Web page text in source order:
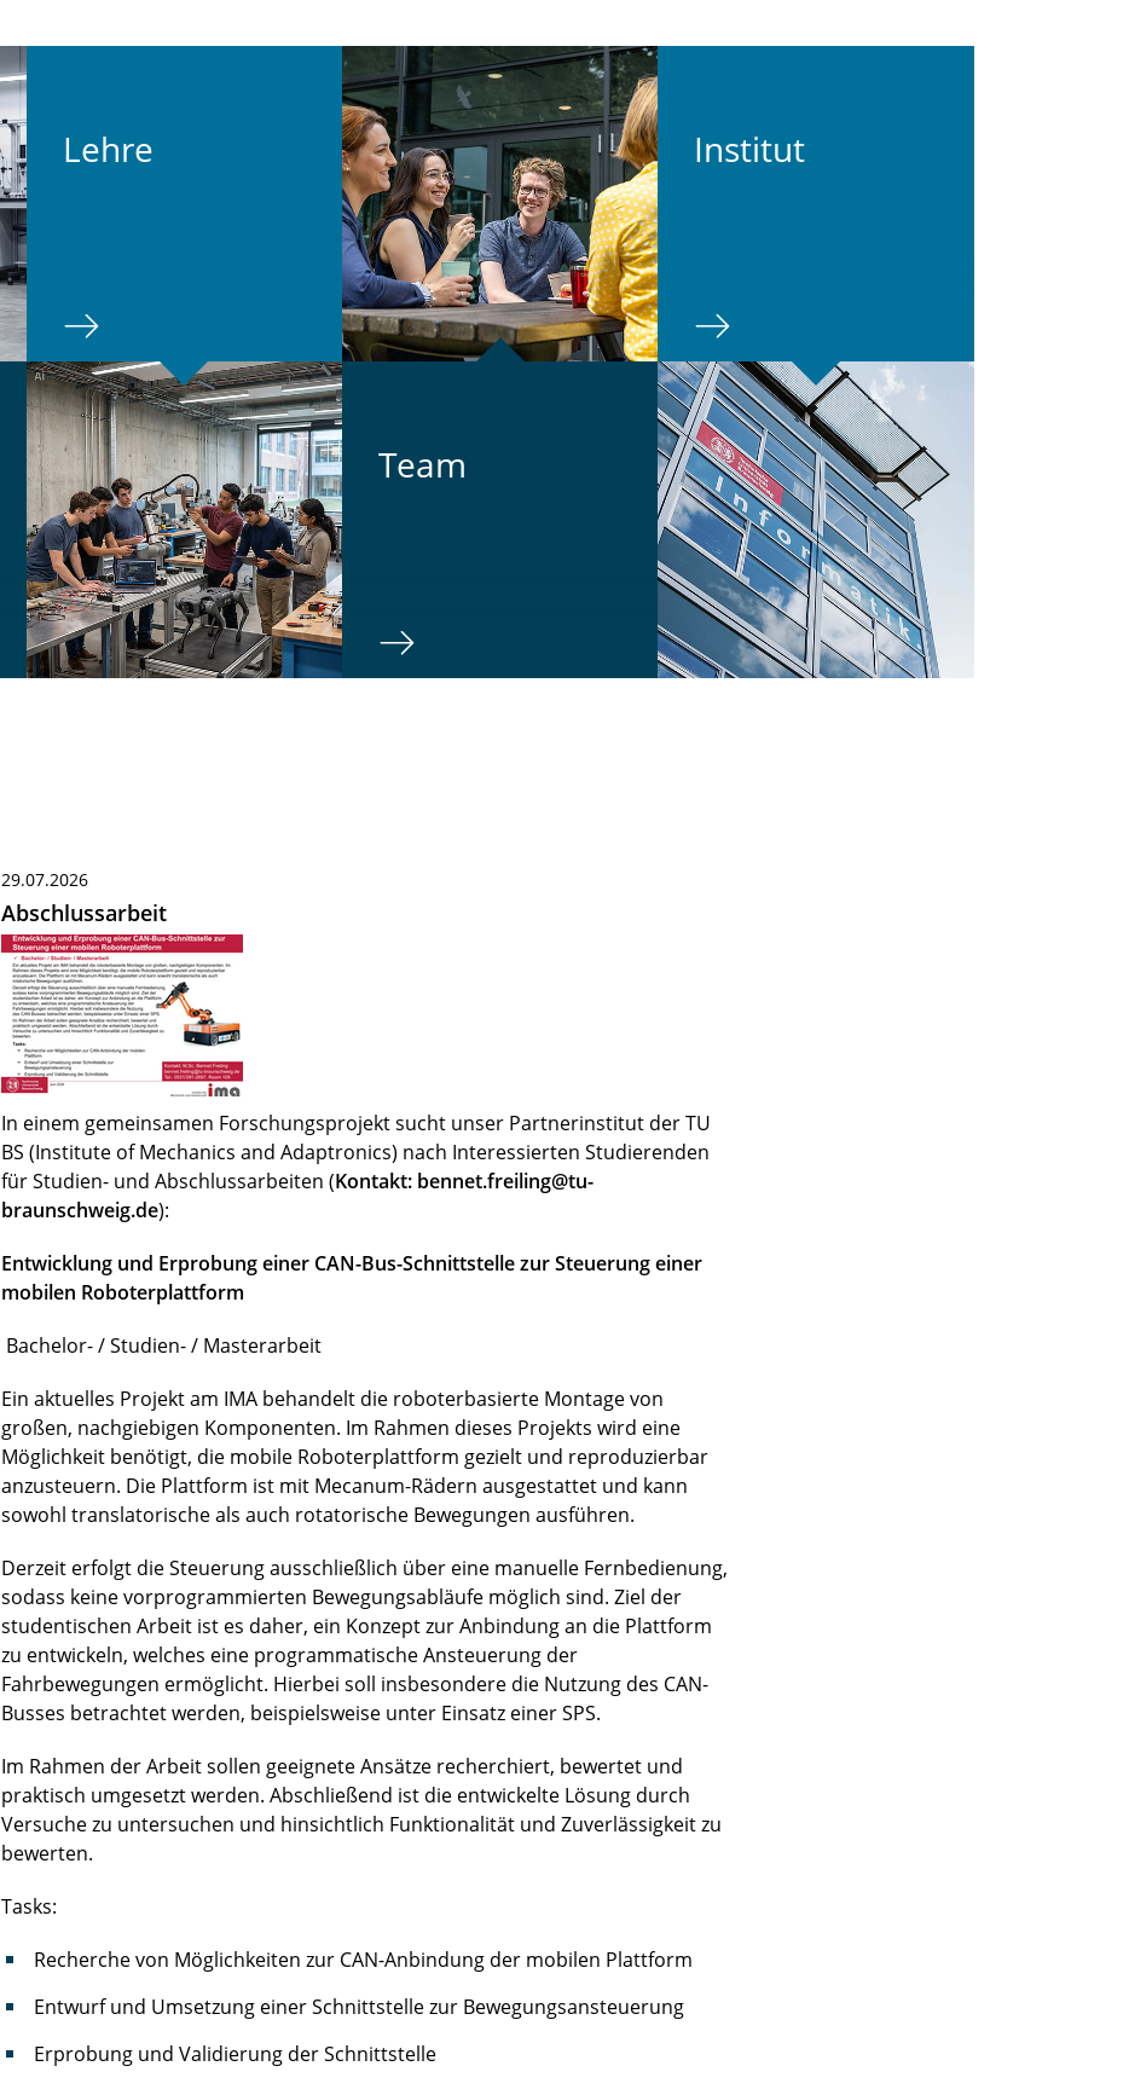
Lehre
Team
In­sti­tut
29.07.2026
Abschlussarbeit
In einem gemeinsamen Forschungsprojekt sucht unser Partnerinstitut der TU
BS (Institute of Mechanics and Adaptronics) nach Interessierten Studierenden
für Studien- und Abschlussarbeiten (Kontakt: bennet.freiling@tu-
braunschweig.de):
Entwicklung und Erprobung einer CAN-Bus-Schnittstelle zur Steuerung einer
mobilen Roboterplattform
Bachelor- / Studien- / Masterarbeit
Ein aktuelles Projekt am IMA behandelt die roboterbasierte Montage von
großen, nachgiebigen Komponenten. Im Rahmen dieses Projekts wird eine
Möglichkeit benötigt, die mobile Roboterplattform gezielt und reproduzierbar
anzusteuern. Die Plattform ist mit Mecanum-Rädern ausgestattet und kann
sowohl translatorische als auch rotatorische Bewegungen ausführen.
Derzeit erfolgt die Steuerung ausschließlich über eine manuelle Fernbedienung,
sodass keine vorprogrammierten Bewegungsabläufe möglich sind. Ziel der
studentischen Arbeit ist es daher, ein Konzept zur Anbindung an die Plattform
zu entwickeln, welches eine programmatische Ansteuerung der
Fahrbewegungen ermöglicht. Hierbei soll insbesondere die Nutzung des CAN-
Busses betrachtet werden, beispielsweise unter Einsatz einer SPS.
Im Rahmen der Arbeit sollen geeignete Ansätze recherchiert, bewertet und
praktisch umgesetzt werden. Abschließend ist die entwickelte Lösung durch
Versuche zu untersuchen und hinsichtlich Funktionalität und Zuverlässigkeit zu
bewerten.
Tasks:
Recherche von Möglichkeiten zur CAN-Anbindung der mobilen Plattform
Entwurf und Umsetzung einer Schnittstelle zur Bewegungsansteuerung
Erprobung und Validierung der Schnittstelle